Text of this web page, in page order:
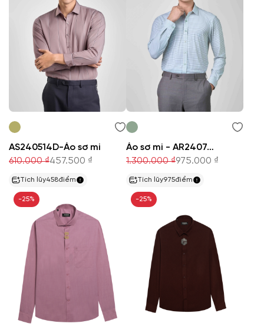
AS240514D-Áo sơ mi
457.500 ₫
610.000 ₫
Tích lũy458điểm
Áo sơ mi - AR240747D
975.000 ₫
1.300.000 ₫
Tích lũy975điểm
-25% -25%